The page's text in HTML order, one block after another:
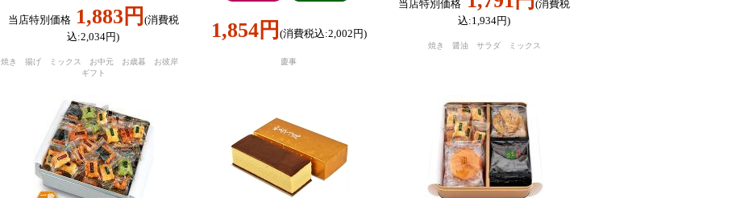
当店特別価格 1,883円(消費税
込:2,034円)
焼き 揚げ ミックス お中元 お歳暮 お彼岸
ギフト
1,854円 (消費税込:2,002円)
慶事
当店特別価格
(消費税
込:1,934円)
焼き 醤油 サラダ ミックス